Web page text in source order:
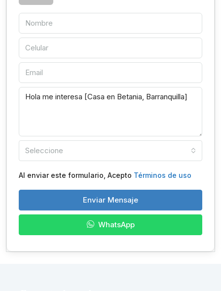
Seleccione
Al enviar este formulario, Acepto Términos de uso
Enviar Mensaje
WhatsApp